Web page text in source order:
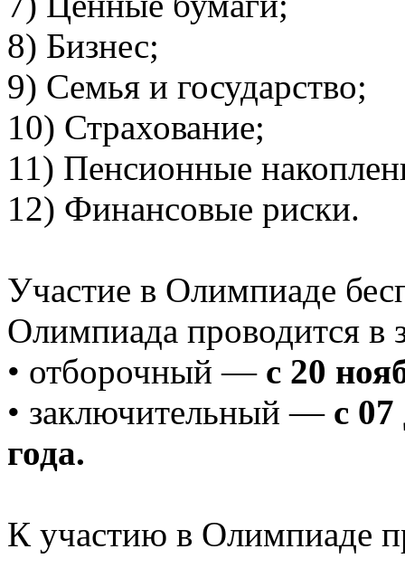
8) Бизнес;
9) Семья и государство;
10) Страхование;
11) Пенсионные
12) Финансовые риски.
Участие в Олимпиаде
Олимпиада проводится в
• отборочный — с 20
• заключительный — с
года.
К участию в Олимпиаде